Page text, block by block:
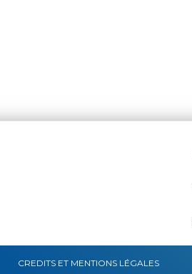
CREDITS ET MENTIONS LÉGALES